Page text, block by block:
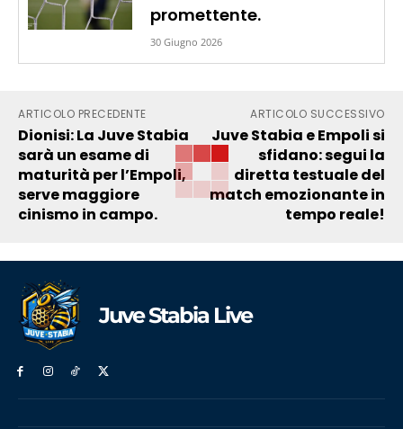
promettente.
30 Giugno 2026
ARTICOLO PRECEDENTE
Dionisi: La Juve Stabia
sarà un esame di
maturità per l’Empoli,
serve maggiore
cinismo in campo.
ARTICOLO SUCCESSIVO
Juve Stabia e Empoli si
sfidano: segui la
diretta testuale del
match emozionante in
tempo reale!
Juve Stabia Live